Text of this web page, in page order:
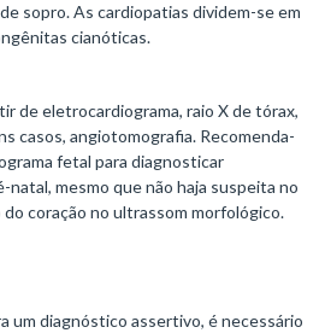
sopro. As cardiopatias dividem-se em
cianóticas.
de eletrocardiograma, raio X de tórax,
casos, angiotomografia. Recomenda-
fetal para diagnosticar
mesmo que não haja suspeita no
coração no ultrassom morfológico.
um diagnóstico assertivo, é necessário